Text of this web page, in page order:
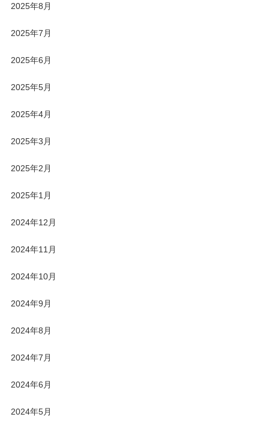
2025年8月
2025年7月
2025年6月
2025年5月
2025年4月
2025年3月
2025年2月
2025年1月
2024年12月
2024年11月
2024年10月
2024年9月
2024年8月
2024年7月
2024年6月
2024年5月